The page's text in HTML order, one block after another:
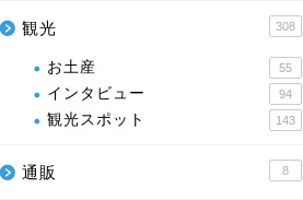
観光 308
お土産 55
インタビュー 94
観光スポット 143
通販 8